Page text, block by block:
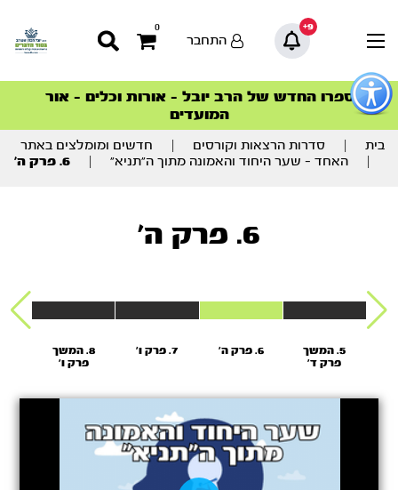
כפתור
לפתיחת
תפריט
9+
0
התחבר
סדרות הפודקאסטים
הסדרה המובילה החודש – דרך המלך
ספרו החדש של הרב יובל – אורות וכלים – אור
המועדים
הצטרפו למהפכת הבריאות הטבעית >
סדרות הפודקאסטים
הסדרה המובילה החודש – דרך המלך
תוכן
מרכזי
בית סדרות הרצאות וקורסים
חדשים ומומלצים באתר
האחד – שער היחוד והאמונה מתוך ה”תניא” 6. פרק ה’
6. פרק ה'
5. המשך
פרק ד'
6. פרק ה' 7. פרק ו'
8. המשך
פרק ו'